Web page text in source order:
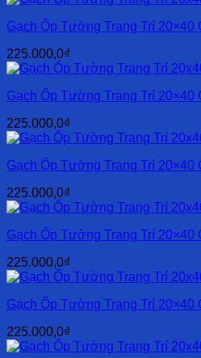
Gạch Ốp Tường Trang Trí 20×40
225.000,0₫
Gạch Ốp Tường Trang Trí 20×40
225.000,0₫
Gạch Ốp Tường Trang Trí 20×40
225.000,0₫
Gạch Ốp Tường Trang Trí 20×40
225.000,0₫
Gạch Ốp Tường Trang Trí 20×40
225.000,0₫